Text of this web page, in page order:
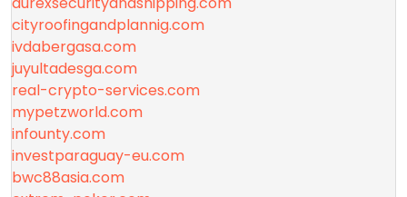
cityroofingandplannig.com
ivdabergasa.com
juyultadesga.com
real-crypto-services.com
mypetzworld.com
infounty.com
investparaguay-eu.com
bwc88asia.com